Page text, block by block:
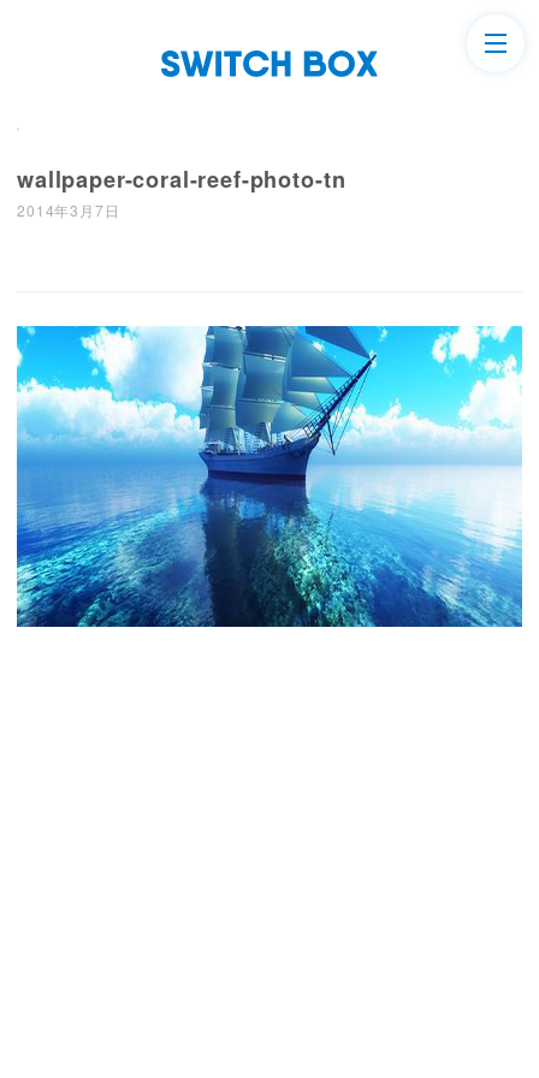
wallpaper-coral-reef-photo-tn
2014年3月7日